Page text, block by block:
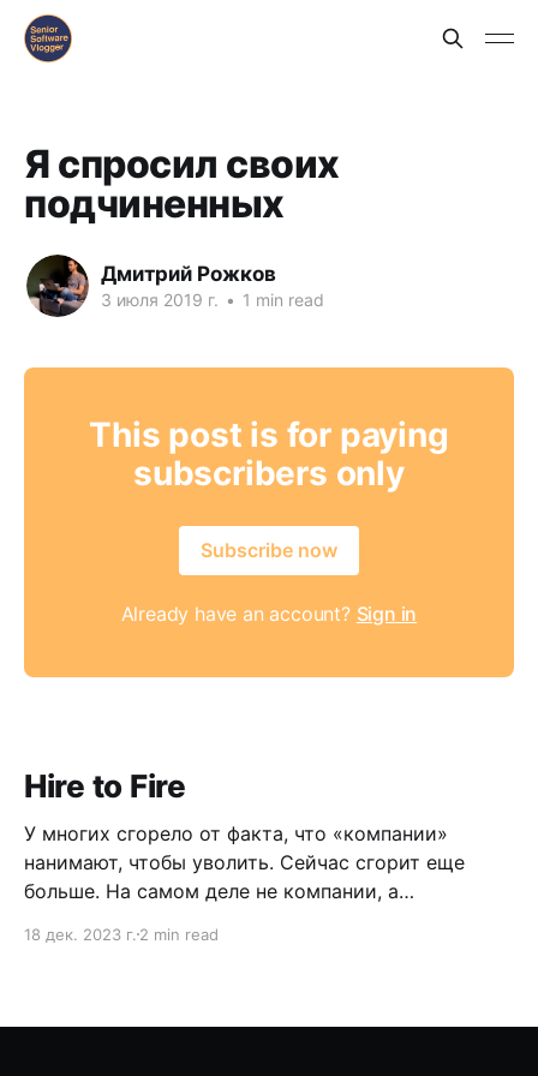
Я спросил своих
подчиненных
Дмитрий Рожков
3 июля 2019 г. • 1 min read
This post is for paying
subscribers only
Subscribe now
Already have an account? Sign in
Hire to Fire
У многих сгорело от факта, что «компании»
нанимают, чтобы уволить. Сейчас сгорит еще
больше. На самом деле не компании, а
18 дек. 2023 г. 2 min read